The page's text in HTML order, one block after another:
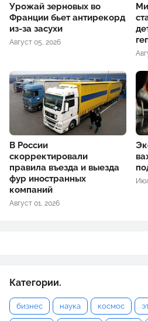
Урожай зерновых во
Франции бьет антирекорд
из-за засухи
Август 05, 2026
В России
скорректировали
правила въезда и выезда
фур иностранных
компаний
Август 01, 2026
Категории.
бизнес наука космос